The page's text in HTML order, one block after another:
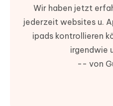
Wir haben jetzt
jederzeit websites u.
ipads kontrollieren
irgendwie
-- von